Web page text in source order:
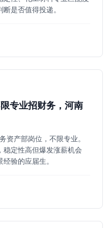
是否值得投递。
专业招财务，河南
资产部岗位，不限专业。
稳定性高但爆发涨薪机会
验的应届生。